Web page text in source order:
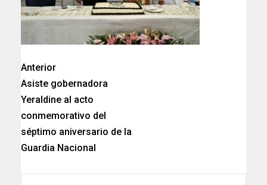
Anterior
Asiste gobernadora
Yeraldine al acto
conmemorativo del
séptimo aniversario de la
Guardia Nacional